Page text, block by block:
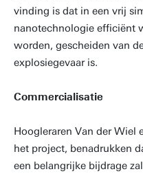
vinding is dat in een vrij
nanotechnologie efficiënt
worden, gescheiden van
explosiegevaar is.
Commercialisatie
Hoogleraren Van der Wiel
het project, benadrukken
een belangrijke bijdrage